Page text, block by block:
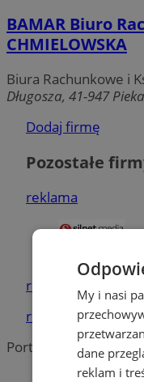
BAMAR Biuro
CHMIELOWSKA
Biura Rachunkowe i
Długosza, 41-947
Dodaj firmę
Pozostałe
reklama
reklama
reklama
Portal należy do sieci
My i nasi
dane
reklam i